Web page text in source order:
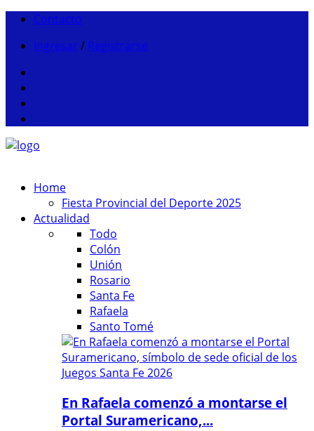
Contacto
Ingresar / Registrarse
Home
Fiesta Provincial del Deporte 2025
Actualidad
Todo
Colón
Unión
Rosario
Santa Fe
Rafaela
Santo Tomé
En Rafaela comenzó a montarse el
Portal Suramericano,...